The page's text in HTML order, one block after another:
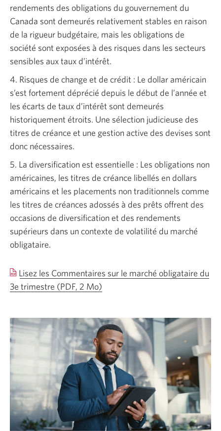
rendements des obligations du gouvernement du
Canada sont demeurés relativement stables en raison
de la rigueur budgétaire, mais les obligations de
société sont exposées à des risques dans les secteurs
sensibles aux taux d’intérêt.
4. Risques de change et de crédit : Le dollar américain
s’est fortement déprécié depuis le début de l’année et
les écarts de taux d’intérêt sont demeurés
historiquement étroits. Une sélection judicieuse des
titres de créance et une gestion active des devises sont
donc nécessaires.
5. La diversification est essentielle : Les obligations non
américaines, les titres de créance libellés en dollars
américains et les placements non traditionnels comme
les titres de créances adossés à des prêts offrent des
occasions de diversification et des rendements
supérieurs dans un contexte de volatilité du marché
obligataire.
Lisez les Commentaires sur le marché obligataire du
3e trimestre (PDF, 2 Mo)
s’affichera.